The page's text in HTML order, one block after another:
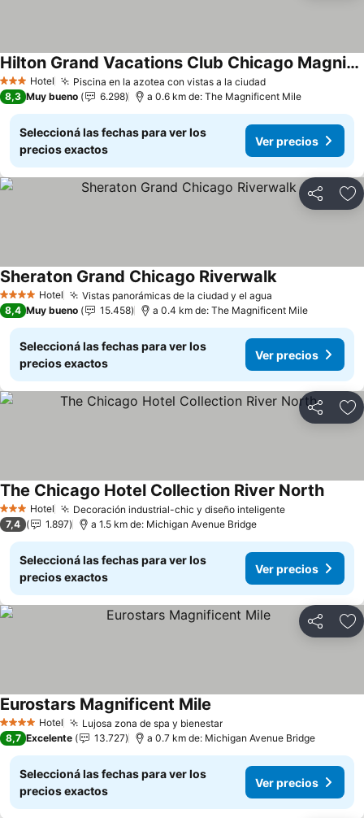
3 Estrellas
Hotel Piscina en la azotea con vistas a la ciudad
Hilton Grand Vacations Club Chicago Magnificent Mile
8,3 Muy bueno 6.298 a 0.6 km de: The Magnificent Mile
Seleccioná las fechas para ver los
precios exactos
Ver precios
Compartir
4 EstrellasHotel Vistas panorámicas de la ciudad y el agua
Sheraton Grand Chicago Riverwalk
8,4 Muy bueno 15.458 a 0.4 km de: The Magnificent Mile
Seleccioná las fechas para ver los
precios exactos
Ver precios
Compartir
3 Estrellas
Hotel Decoración industrial-chic y diseño inteligente
The Chicago Hotel Collection River North
7,4 1.897 a 1.5 km de: Michigan Avenue Bridge
Seleccioná las fechas para ver los
precios exactos
Ver precios
Compartir
4 EstrellasHotel Lujosa zona de spa y bienestar
Eurostars Magnificent Mile
8,7 Excelente 13.727 a 0.7 km de: Michigan Avenue Bridge
Seleccioná las fechas para ver los
precios exactos
Ver precios